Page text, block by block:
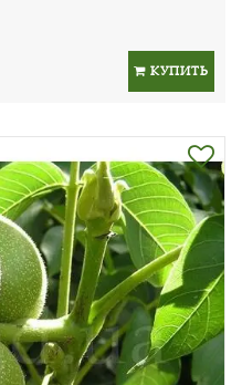
КУПИТЬ